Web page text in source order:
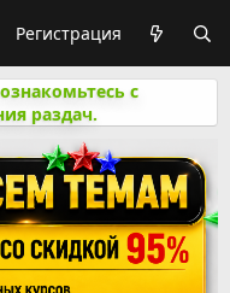
Регистрация
с
раздач.